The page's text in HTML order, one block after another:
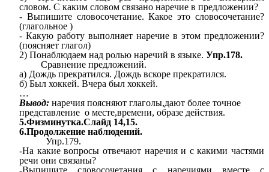
словом. С каким словом связано наречие в предложении?
- Выпишите словосочетание. Какое это словосочетание?
(глагольное )
- Какую работу выполняет наречие в этом предложении?
(поясняет глагол)
2) Понаблюдаем над ролью наречий в языке. Упр.178.
Сравнение предложений.
а) Дождь прекратился. Дождь вскоре прекратился.
б) Был хоккей. Вчера был хоккей.
…
Вывод: наречия поясняют глаголы,дают более точное
представление о месте,времени, образе действия.
5.Физминутка.Слайд 14,15.
6.Продолжение наблюдений.
Упр.179.
-На какие вопросы отвечают наречия и с какими частями
речи они связаны?
-Выпишите словосочетания с наречиями вместе с